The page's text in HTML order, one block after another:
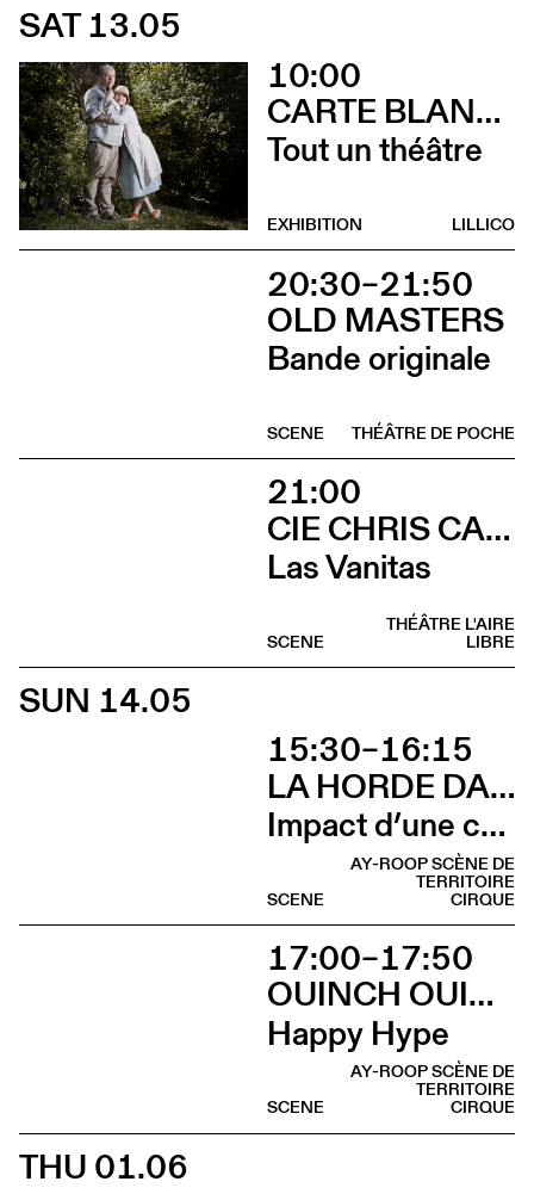
SAT 13.05
10:00
CARTE BLANCHE À ALBERTINE & GERMANO ZULLO
Tout un théâtre
LILLICO
EXHIBITION
20:30–21:50
OLD MASTERS
Bande originale
THÉÂTRE DE POCHE
SCENE
21:00
CIE CHRIS CADILLAC / MARION DUVAL & FLORIAN LEDUC
Las Vanitas
THÉÂTRE L'AIRE
LIBRE
SCENE
SUN 14.05
15:30–16:15
LA HORDE DANS LES PAVÉS
Impact d’une course [Cleunay]
AY-ROOP SCÈNE DE
TERRITOIRE
CIRQUE
SCENE
17:00–17:50
OUINCH OUINCH
Happy Hype
AY-ROOP SCÈNE DE
TERRITOIRE
CIRQUE
SCENE
THU 01.06